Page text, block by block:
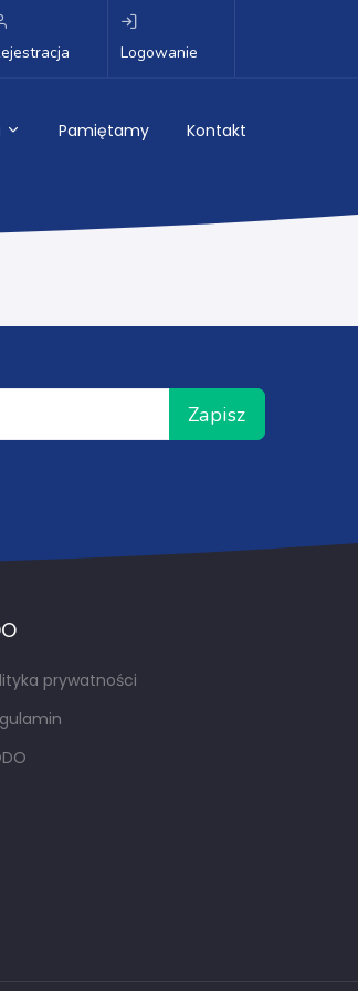
Logowanie
Pamiętamy Kontakt
Zapisz
prywatności